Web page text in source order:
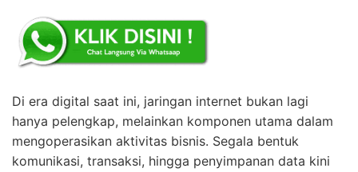
Di era digital saat ini, jaringan internet bukan lagi
hanya pelengkap, melainkan komponen utama dalam
mengoperasikan aktivitas bisnis. Segala bentuk
komunikasi, transaksi, hingga penyimpanan data kini